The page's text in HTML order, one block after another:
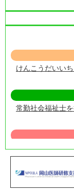
けんこうだいい
常勤社会福祉士を
名月コンサート
2026年8月1日か